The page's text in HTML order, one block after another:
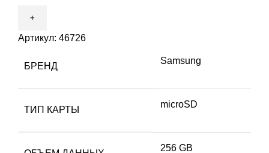
Артикул: 46726
БРЕНД
Samsung
ТИП КАРТЫ
microSD
256 GB